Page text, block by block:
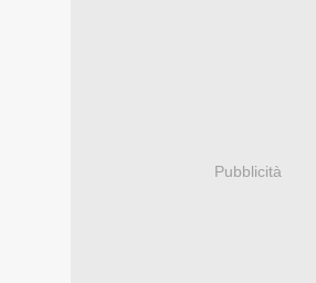
Pubblicità